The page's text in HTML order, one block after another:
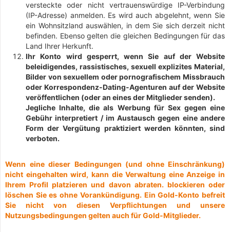
versteckte oder nicht vertrauenswürdige IP-Verbindung
(IP-Adresse) anmelden. Es wird auch abgelehnt, wenn Sie
ein Wohnsitzland auswählen, in dem Sie sich derzeit nicht
befinden. Ebenso gelten die gleichen Bedingungen für das
Land Ihrer Herkunft.
Ihr Konto wird gesperrt, wenn Sie auf der Website
beleidigendes, rassistisches, sexuell explizites Material,
Bilder von sexuellem oder pornografischem Missbrauch
oder Korrespondenz-Dating-Agenturen auf der Website
veröffentlichen (oder an eines der Mitglieder senden).
Jegliche Inhalte, die als Werbung für Sex gegen eine
Gebühr interpretiert / im Austausch gegen eine andere
Form der Vergütung praktiziert werden könnten, sind
verboten.
Wenn eine dieser Bedingungen (und ohne Einschränkung)
nicht eingehalten wird, kann die Verwaltung eine Anzeige in
Ihrem Profil platzieren und davon abraten. blockieren oder
löschen Sie es ohne Vorankündigung. Ein Gold-Konto befreit
Sie nicht von diesen Verpflichtungen und unsere
Nutzungsbedingungen gelten auch für Gold-Mitglieder.